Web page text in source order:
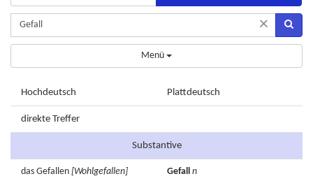
×
Menü
Hochdeutsch Plattdeutsch
direkte Treffer
Substantive
das Gefallen [Wohlgefallen] Gefall n